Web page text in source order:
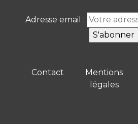
Adresse email :
Contact
Mentions
légales